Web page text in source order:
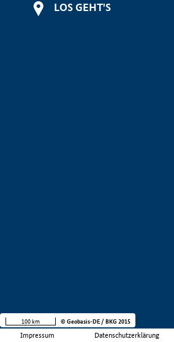
LOS GEHT'S
Impressum Datenschutzerklärung
100 km © Geobasis-DE / BKG 2015